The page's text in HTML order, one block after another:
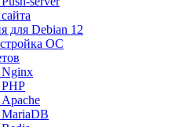
для Debian 12
ОС